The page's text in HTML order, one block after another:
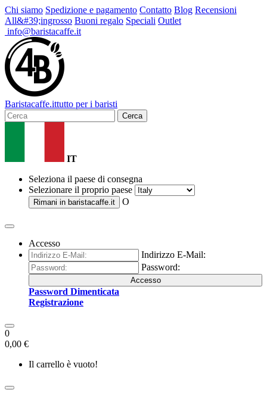
Chi siamo Spedizione e pagamento Contatto Blog Recensioni
All&#39;ingrosso Buoni regalo Speciali Outlet
info@baristacaffe.it
Baristacaffe.ittutto per i baristi
Cerca
IT
Seleziona il paese di consegna
Selezionare il proprio paese
Rimani in baristacaffe.it O
Accesso
Indirizzo E-Mail:
Password:
Accesso
Password Dimenticata
Registrazione
0
0,00 €
Il carrello è vuoto!